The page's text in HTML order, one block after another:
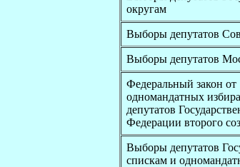
округам
Выборы депутатов
Выборы депутатов
Федеральный закон
одномандатных
депутатов
Федерации второго
Выборы депутатов
спискам и